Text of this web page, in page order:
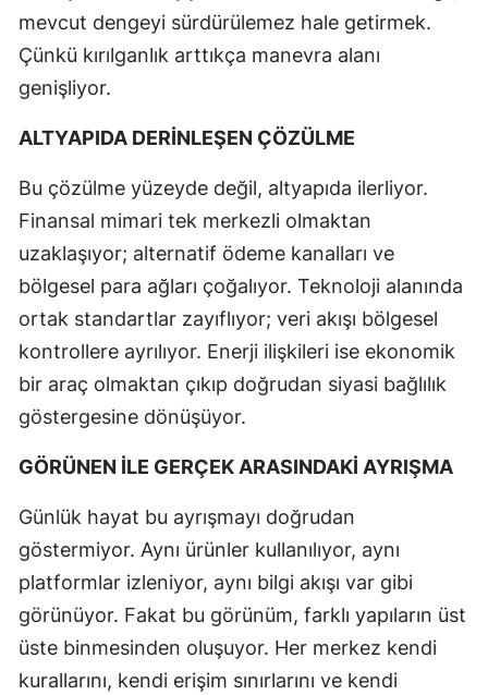
mevcut dengeyi sürdürülemez hale getirmek.
Çünkü kırılganlık arttıkça manevra alanı
genişliyor.
ALTYAPIDA DERİNLEŞEN ÇÖZÜLME
Bu çözülme yüzeyde değil, altyapıda ilerliyor.
Finansal mimari tek merkezli olmaktan
uzaklaşıyor; alternatif ödeme kanalları ve
bölgesel para ağları çoğalıyor. Teknoloji alanında
ortak standartlar zayıflıyor; veri akışı bölgesel
kontrollere ayrılıyor. Enerji ilişkileri ise ekonomik
bir araç olmaktan çıkıp doğrudan siyasi bağlılık
göstergesine dönüşüyor.
GÖRÜNEN İLE GERÇEK ARASINDAKİ AYRIŞMA
Günlük hayat bu ayrışmayı doğrudan
göstermiyor. Aynı ürünler kullanılıyor, aynı
platformlar izleniyor, aynı bilgi akışı var gibi
görünüyor. Fakat bu görünüm, farklı yapıların üst
üste binmesinden oluşuyor. Her merkez kendi
kurallarını, kendi erişim sınırlarını ve kendi